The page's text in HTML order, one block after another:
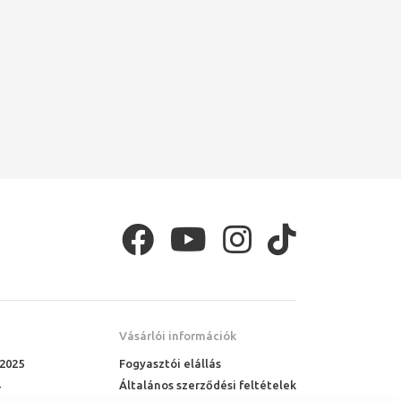
Vásárlói információk
Fogyasztói elállás
Általános szerződési feltételek